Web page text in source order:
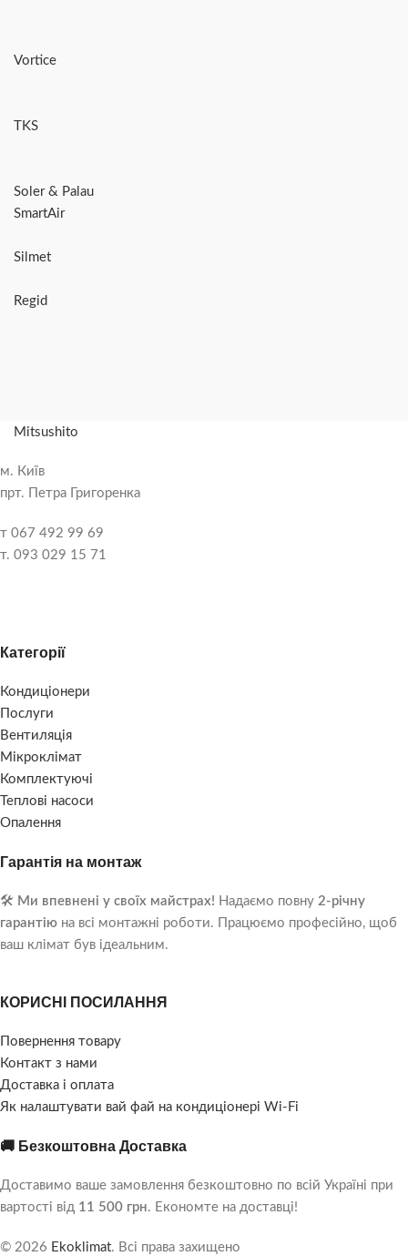
Vortice
TKS
Soler & Palau
SmartAir
Silmet
Regid
Mitsushito
м. Київ
прт. Петра Григоренка
т 067 492 99 69
т. 093 029 15 71
Категорії
Кондиціонери
Послуги
Вентиляція
Мікроклімат
Комплектуючі
Теплові насоси
Опалення
Гарантія на монтаж
🛠️ Ми впевнені у своїх майстрах! Надаємо повну 2-річну
гарантію на всі монтажні роботи. Працюємо професійно, щоб
ваш клімат був ідеальним.
КОРИСНІ ПОСИЛАННЯ
Повернення товару
Контакт з нами
Доставка і оплата
Як налаштувати вай фай на кондиціонері Wi-Fi
🚚 Безкоштовна Доставка
Доставимо ваше замовлення безкоштовно по всій Україні при
вартості від 11 500 грн. Економте на доставці!
© 2026 Ekoklimat. Всі права захищено